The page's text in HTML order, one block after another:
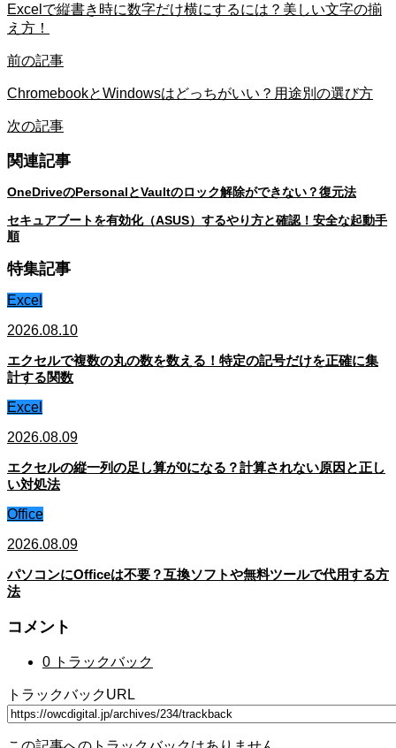
Excelで縦書き時に数字だけ横にするには？美しい文字の揃
え方！
前の記事
ChromebookとWindowsはどっちがいい？用途別の選び方
次の記事
関連記事
OneDriveのPersonalとVaultのロック解除ができない？復元法
セキュアブートを有効化（ASUS）するやり方と確認！安全な起動手
順
特集記事
Excel
2026.08.10
エクセルで複数の丸の数を数える！特定の記号だけを正確に集
計する関数
Excel
2026.08.09
エクセルの縦一列の足し算が0になる？計算されない原因と正し
い対処法
Office
2026.08.09
パソコンにOfficeは不要？互換ソフトや無料ツールで代用する方
法
コメント
0 トラックバック
トラックバックURL